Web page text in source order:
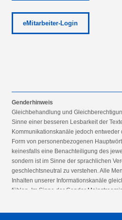
eMitarbeiter-Login
Genderhinweis
Gleichbehandlung und
Sinne einer besseren Lesbarkeit der
Kommunikationskanäle jedoch
Form von personenbezogenen
keinesfalls eine Benachteiligung des
sondern ist im Sinne der sprachlichen
geschlechtsneutral zu verstehen. Alle
Inhalten unserer Informationskanäle
fühlen. Im Sinne der Gender